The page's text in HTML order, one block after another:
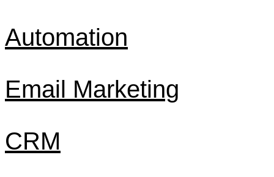
Automation
Email Marketing
CRM